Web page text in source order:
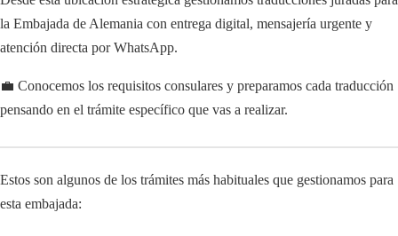
la Embajada de Alemania con entrega digital, mensajería urgente y
atención directa por WhatsApp.
💼 Conocemos los requisitos consulares y preparamos cada traducción
pensando en el trámite específico que vas a realizar.
Estos son algunos de los trámites más habituales que gestionamos para
esta embajada: